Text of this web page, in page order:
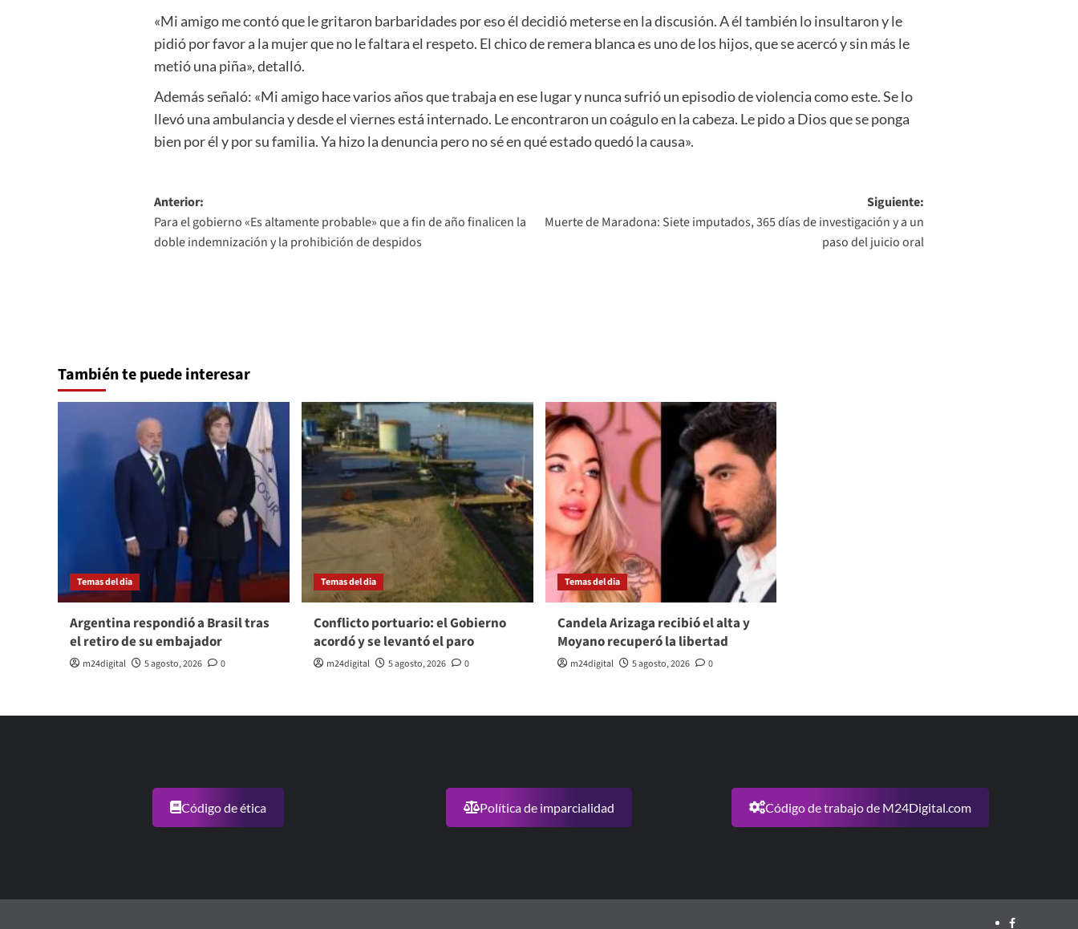
«Mi amigo me contó que le gritaron barbaridades por eso él decidió meterse en la discusión. A él también lo insultaron y le
pidió por favor a la mujer que no le faltara el respeto. El chico de remera blanca es uno de los hijos, que se acercó y sin más le
metió una piña», detalló.
Además señaló: «Mi amigo hace varios años que trabaja en ese lugar y nunca sufrió un episodio de violencia como este. Se lo
llevó una ambulancia y desde el viernes está internado. Le encontraron un coágulo en la cabeza. Le pido a Dios que se ponga
bien por él y por su familia. Ya hizo la denuncia pero no sé en qué estado quedó la causa».
Navegación
de
entradas
Anterior:
Para el gobierno «Es altamente probable» que a fin de año finalicen la
doble indemnización y la prohibición de despidos
Siguiente:
Muerte de Maradona: Siete imputados, 365 días de investigación y a un
paso del juicio oral
También te puede interesar
Temas del dia
Argentina respondió a Brasil tras
el retiro de su embajador
m24digital 5 agosto, 2026 0
Temas del dia
Conflicto portuario: el Gobierno
acordó y se levantó el paro
m24digital 5 agosto, 2026 0
Temas del dia
Candela Arizaga recibió el alta y
Moyano recuperó la libertad
m24digital 5 agosto, 2026 0
Código de ética Política de imparcialidad Código de trabajo de M24Digital.com